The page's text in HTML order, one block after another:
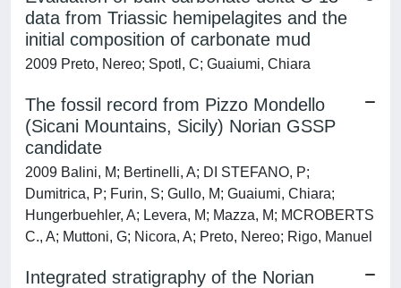
data from Triassic hemipelagites and the
initial composition of carbonate mud
2009 Preto, Nereo; Spotl, C; Guaiumi, Chiara
The fossil record from Pizzo Mondello
(Sicani Mountains, Sicily) Norian GSSP
candidate
2009 Balini, M; Bertinelli, A; DI STEFANO, P;
Dumitrica, P; Furin, S; Gullo, M; Guaiumi, Chiara;
Hungerbuehler, A; Levera, M; Mazza, M; MCROBERTS
C., A; Muttoni, G; Nicora, A; Preto, Nereo; Rigo, Manuel
Integrated stratigraphy of the Norian